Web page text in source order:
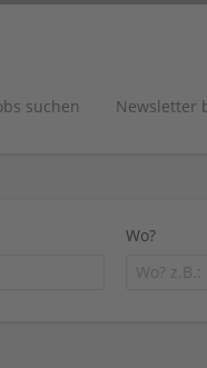
suchen Newsletter
Wo?